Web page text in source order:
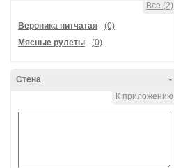
Все (2)
Вероника нитчатая - (0)
Мясные рулеты - (0)
-
Стена
К приложению